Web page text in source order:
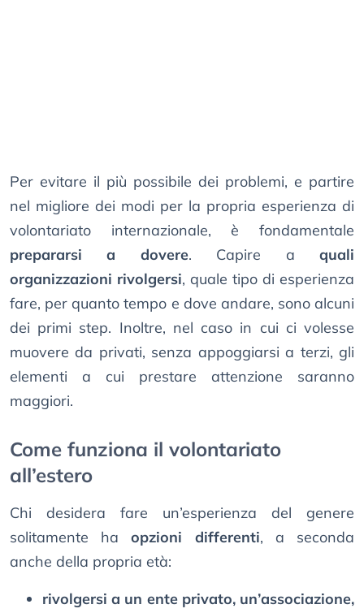
Per evitare il più possibile dei problemi, e partire
nel migliore dei modi per la propria esperienza di
volontariato internazionale, è fondamentale
prepararsi a dovere. Capire aquali
organizzazioni rivolgersi, quale tipo di esperienza
fare, per quanto tempo e dove andare, sono alcuni
dei primi step. Inoltre, nel caso in cui ci volesse
muovere da privati, senza appoggiarsi a terzi, gli
elementi a cui prestare attenzione saranno
maggiori.
Come funziona il volontariato
all’estero
Chi desidera fare un’esperienza del genere
solitamente haopzioni differenti, a seconda
anche della propria età:
rivolgersi a un ente privato, un’associazione,